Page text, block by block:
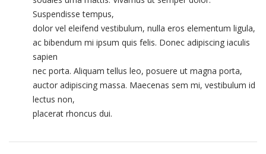
Suspendisse tempus,
dolor vel eleifend vestibulum, nulla eros elementum ligula,
ac bibendum mi ipsum quis felis. Donec adipiscing iaculis
sapien
nec porta. Aliquam tellus leo, posuere ut magna porta,
auctor adipiscing massa. Maecenas sem mi, vestibulum id
lectus non,
placerat rhoncus dui.